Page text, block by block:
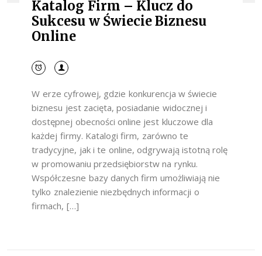
Katalog Firm – Klucz do
Sukcesu w Świecie Biznesu
Online
W erze cyfrowej, gdzie konkurencja w świecie
biznesu jest zacięta, posiadanie widocznej i
dostępnej obecności online jest kluczowe dla
każdej firmy. Katalogi firm, zarówno te
tradycyjne, jak i te online, odgrywają istotną rolę
w promowaniu przedsiębiorstw na rynku.
Współczesne bazy danych firm umożliwiają nie
tylko znalezienie niezbędnych informacji o
firmach, […]